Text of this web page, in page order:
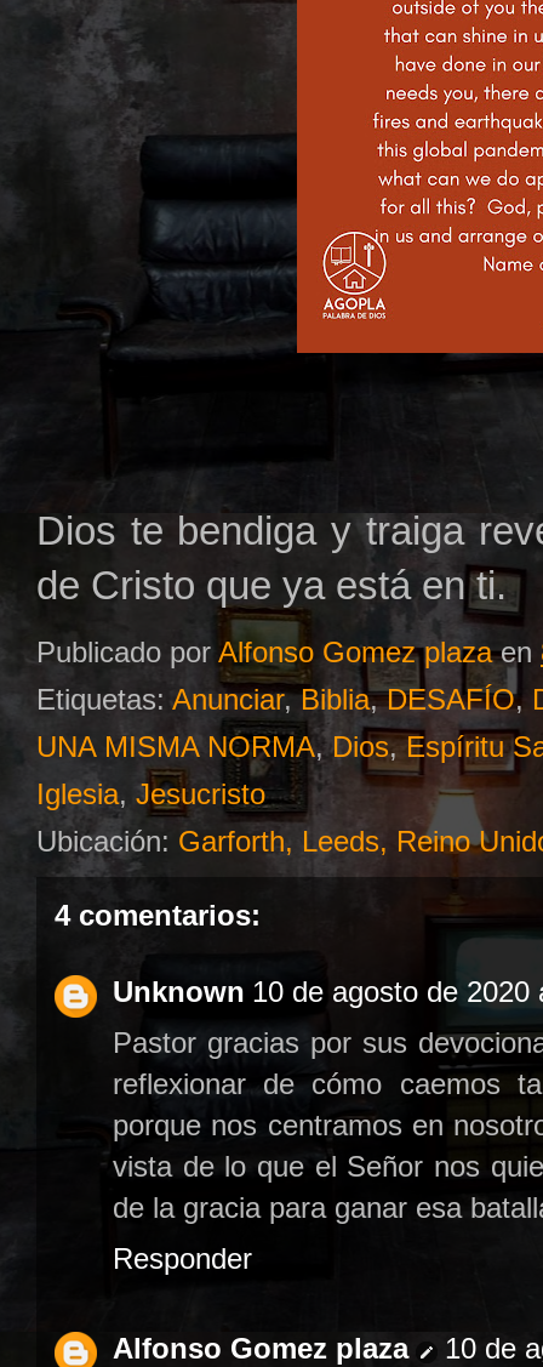
Dios te bendiga y traiga
de Cristo que ya está en ti.
Publicado por Alfonso Gomez plaza en
Etiquetas: Anunciar,Biblia,DESAFÍO,
UNA MISMA NORMA,Dios,Espíritu
Iglesia, Jesucristo
Ubicación: Garforth, Leeds, Reino
4 comentarios:
Unknown 10 de agosto de 2020
Pastor gracias por sus
reflexionar de cómo caemos
porque nos centramos en
vista de lo que el Señor nos
de la gracia para ganar esa
Responder
Alfonso Gomez plaza
10 de